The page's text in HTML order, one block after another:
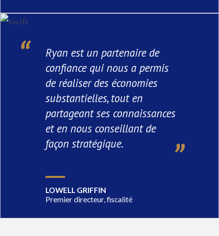
Ryan est un partenaire de
confiance qui nous a permis
de réaliser des économies
substantielles, tout en
partageant ses connaissances
et en nous conseillant de
façon stratégique.
LOWELL GRIFFIN
Premier directeur, fiscalité